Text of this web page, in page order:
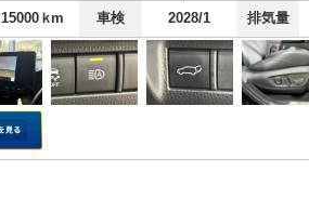
15000ｋm 車検 2028/1 排気量